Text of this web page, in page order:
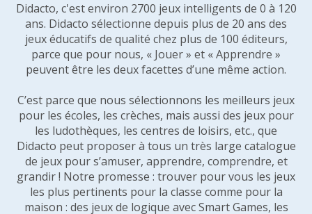
Didacto, c'est environ 2700 jeux intelligents de 0 à 120
ans. Didacto sélectionne depuis plus de 20 ans des
jeux éducatifs de qualité chez plus de 100 éditeurs,
parce que pour nous, « Jouer » et « Apprendre »
peuvent être les deux facettes d’une même action.
C’est parce que nous sélectionnons les meilleurs jeux
pour les écoles, les crèches, mais aussi des jeux pour
les ludothèques, les centres de loisirs, etc., que
Didacto peut proposer à tous un très large catalogue
de jeux pour s’amuser, apprendre, comprendre, et
grandir ! Notre promesse : trouver pour vous les jeux
les plus pertinents pour la classe comme pour la
maison : des jeux de logique avec Smart Games, les